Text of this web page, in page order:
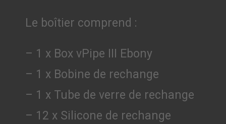
Le boîtier comprend :
– 1 x Box vPipe III Ebony
– 1 x Bobine de rechange
– 1 x Tube de verre de rechange
– 12 x Silicone de rechange